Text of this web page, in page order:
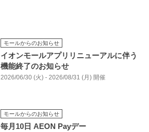
モールからのお知らせ
イオンモールアプリリニューアルに伴う
機能終了のお知らせ
2026/06/30 (火) - 2026/08/31 (月) 開催
モールからのお知らせ
毎月10日 AEON Payデー